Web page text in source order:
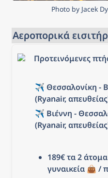
Photo by Jacek
Αεροπορικά
Προτεινόμενες
✈️ Θεσσαλονίκη -
(Ryanair,
✈️ Βιέννη -
(Ryanair,
189€ τα 2
γυναικεία 👜 /